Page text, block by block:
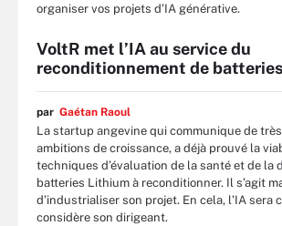
organiser vos projets d’IA générative.
VoltR met l’IA au service du
reconditionnement de
par Gaétan Raoul
La startup angevine qui communique de
ambitions de croissance, a déjà prouvé la
techniques d’évaluation de la santé et de la
batteries Lithium à reconditionner. Il s’agit
d’industrialiser son projet. En cela, l’IA sera
considère son dirigeant.